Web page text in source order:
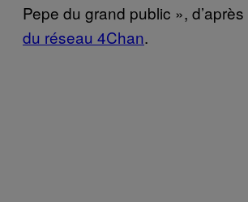
Pepe du grand public », d’après
du réseau 4Chan.